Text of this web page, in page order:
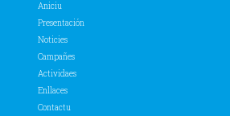
Aniciu
Presentación
Noticies
Campañes
Actividaes
Enllaces
Contactu